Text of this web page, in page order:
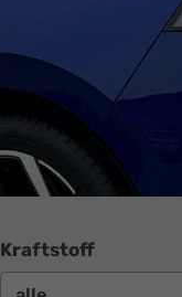
Kraftstoff